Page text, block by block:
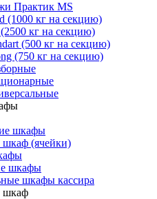
Практик MS
(1000 кг на секцию)
кг на секцию)
(500 кг на секцию)
(750 кг на секцию)
шкафы
шкаф (ячейки)
шкафы
шкафы кассира
шкаф